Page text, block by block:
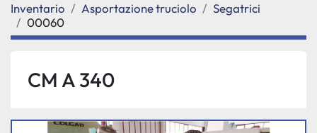
Inventario Asportazione truciolo
Segatrici
00060
CM A 340